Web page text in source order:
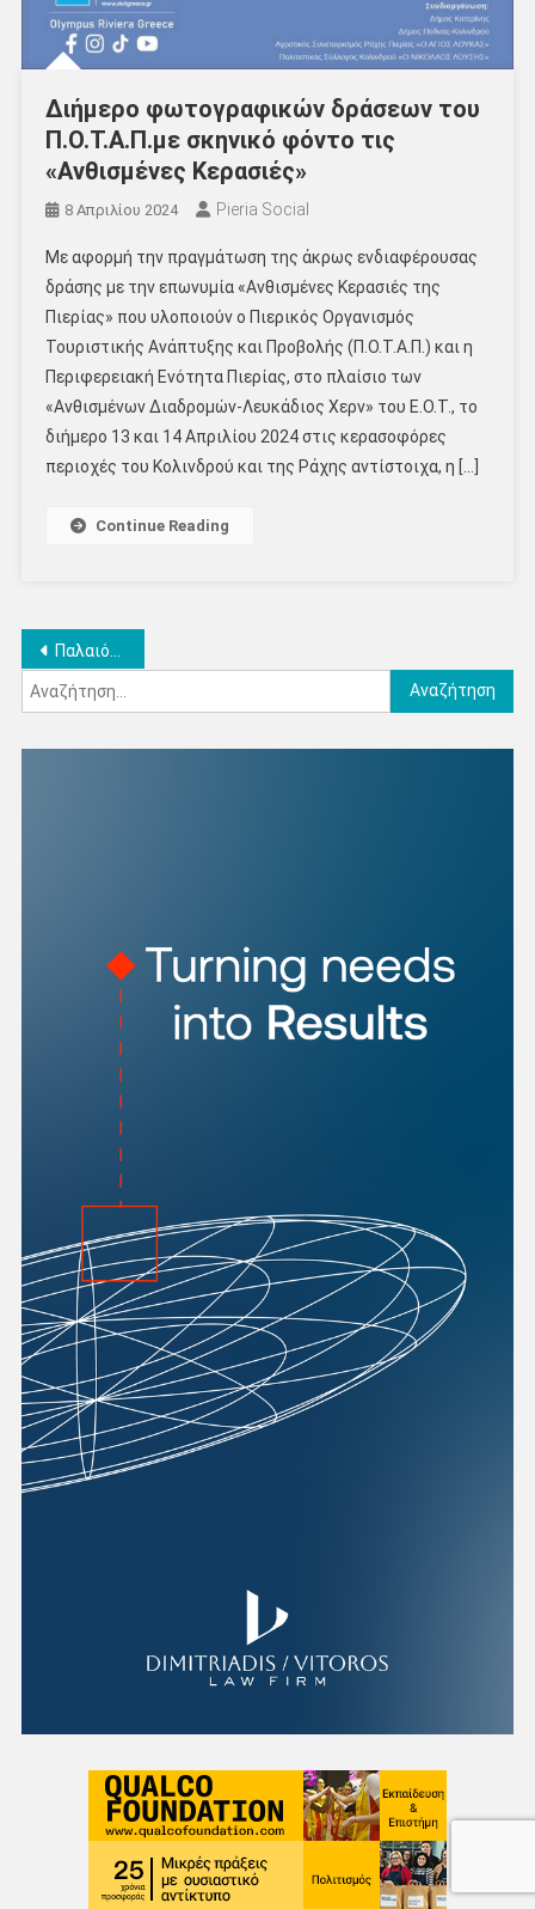
Διήμερο φωτογραφικών δράσεων του
Π.Ο.Τ.Α.Π.με σκηνικό φόντο τις
«Ανθισμένες Κερασιές»
8 Απριλίου 2024 Pieria Social
Με αφορμή την πραγμάτωση της άκρως ενδιαφέρουσας
δράσης με την επωνυμία «Ανθισμένες Κερασιές της
Πιερίας» που υλοποιούν ο Πιερικός Οργανισμός
Τουριστικής Ανάπτυξης και Προβολής (Π.Ο.Τ.Α.Π.) και η
Περιφερειακή Ενότητα Πιερίας, στο πλαίσιο των
«Ανθισμένων Διαδρομών-Λευκάδιος Χερν» του Ε.Ο.Τ., το
διήμερο 13 και 14 Απριλίου 2024 στις κερασοφόρες
περιοχές του Κολινδρού και της Ράχης αντίστοιχα, η […]
Continue Reading
Πλοήγηση
άρθρων
Παλαιότερα άρθρα
Αναζήτηση
για: